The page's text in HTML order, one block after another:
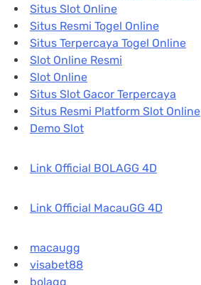
Situs Slot Online
Situs Resmi Togel Online
Situs Terpercaya Togel Online
Slot Online Resmi
Slot Online
Situs Slot Gacor Terpercaya
Situs Resmi Platform Slot Online
Demo Slot
Link Official BOLAGG 4D
Link Official MacauGG 4D
macaugg
visabet88
bolagg